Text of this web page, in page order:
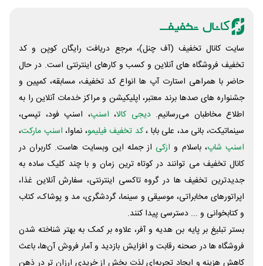
سایت کانال تخفیف (آف چنل)، مرجع دریافت رایگان کوپن و کد
تخفیف فروشگاه های آنلاین و کسب و‌ کارهای اینترنتی است. در حال
حاضر با همراهی استارت آپ ها انواع کد تخفیف، مسابقه، کمپین و
جشنواره های صدها برند معتبر، اپلیکیشن و مراکز خدمات آنلاین را به
اطلاع مخاطبان می‌رسانیم. دیجی کالا، اسنپ، اسنپ فود، تپسی،
سینماتیکت، بانی مد، علی‌ بابا ،کد تخفیف فیلیمو، نماوا، اسنپ مارکت،
اسنپ شاپ، باسلام و ازکی از جمله این وبسایت ‌هاست. کاربران در
کانال تخفیف می توانند در کوتاه ترین زمان و با چند کلیک ساده به
جدیدترین تخفیف ها در گروه تاکسی اینترنتی، سفارش آنلاین غذا،
اپراتورهای مخابراتی، موسیقی و سینما، گردشگری، مد و پوشاک، کتاب
و کتابخوانی و ... دسترسی پیدا کنند.
بستر تبلیغ بر پایه بن هدیه و آفر، علاوه بر کمک به بهتر شناخته شدن
فروشگاه ها در صحنه رقابت و افزایش بازدید و آمار فروش آن‌ها، باعث
کاهش هزینه و ایجاد تجربه‌ای لذت بخش از خریدی ارزان تر در ذهن